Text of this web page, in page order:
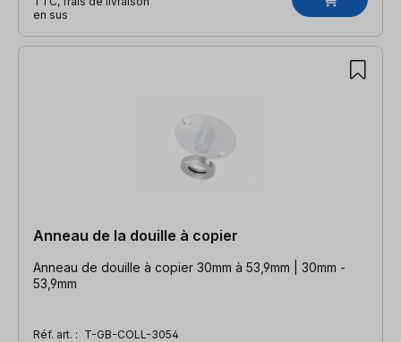
en sus
Anneau de la douille à copier
Anneau de douille à copier 30mm à 53,9mm | 30mm -
53,9mm
Réf. art. : T-GB-COLL-3054